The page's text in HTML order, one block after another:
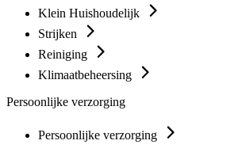
Klein Huishoudelijk
Strijken
Reiniging
Klimaatbeheersing
Persoonlijke verzorging
Persoonlijke verzorging